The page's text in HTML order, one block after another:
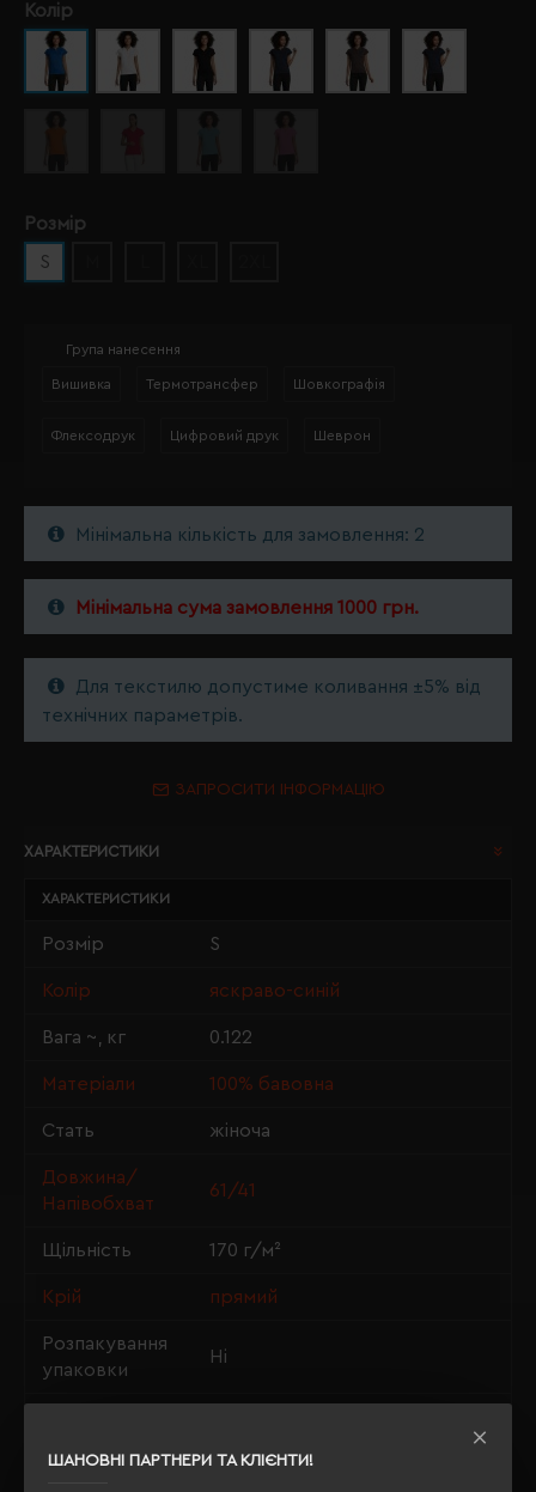
ШАНОВНІ ПАРТНЕРИ ТА КЛІЄНТИ!
Колір
Розмір
S
Група нанесення
Вишивка Термотрансфер Шовкографія
Флексодрук Цифровий друк Шеврон
Мінімальна кількість для замовлення: 2
Мінімальна сума замовлення 1000 грн.
Для текстилю допустиме коливання ±5% від
технічних параметрів.
ЗАПРОСИТИ ІНФОРМАЦІЮ
ХАРАКТЕРИСТИКИ
ХАРАКТЕРИСТИКИ
Розмір S
Колір яскраво-синій
Вага ~, кг 0.122
Матеріали 100% бавовна
Стать жіноча
Довжина/
Напівобхват
61/41
Щільність 170 г/м²
Крій прямий
Розпакування
упаковки
Ні